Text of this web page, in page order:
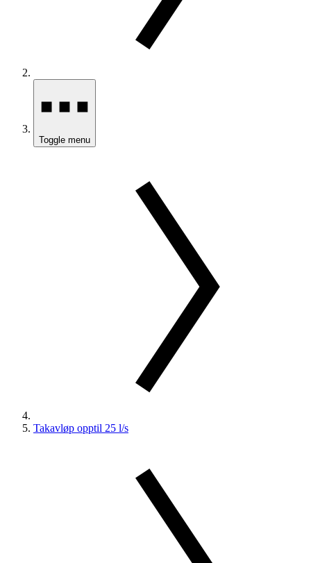
Toggle menu
Takavløp opptil 25 l/s